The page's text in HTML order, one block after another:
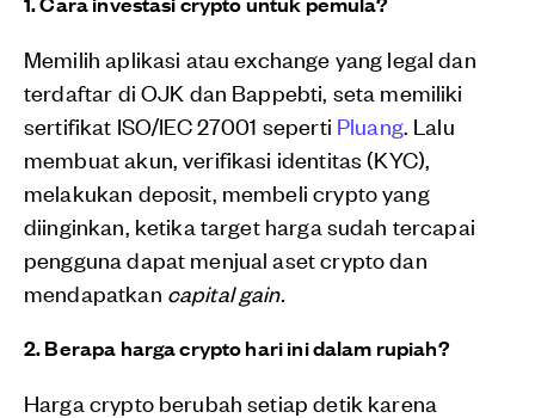
Memilih aplikasi atau exchange yang legal dan
terdaftar di OJK dan Bappebti, seta memiliki
sertifikat ISO/IEC 27001 seperti Pluang. Lalu
membuat akun, verifikasi identitas (KYC),
melakukan deposit, membeli crypto yang
diinginkan, ketika target harga sudah tercapai
pengguna dapat menjual aset crypto dan
mendapatkan capital gain.
2. Berapa harga crypto hari ini dalam rupiah?
Harga crypto berubah setiap detik karena